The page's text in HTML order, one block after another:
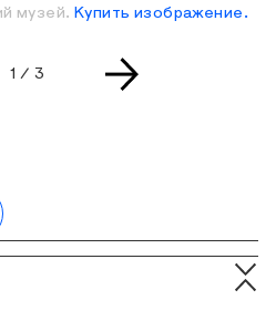
музей. Купить изображение.
Текущая страница слайдера
1 / Всего страниц слайдера
3